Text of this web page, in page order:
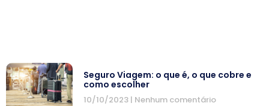
Seguro Viagem: o que é, o que cobre e
como escolher
10/10/2023 Nenhum comentário